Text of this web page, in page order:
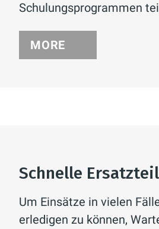
Schulungsprogrammen
MORE
Schnelle
Um Einsätze in vielen
erledigen zu können,